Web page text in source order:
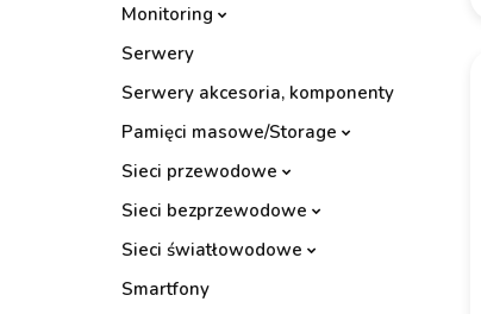
Monitoring
Serwery
Serwery akcesoria, komponenty
Pamięci masowe/Storage
Sieci przewodowe
Sieci bezprzewodowe
Sieci światłowodowe
Smartfony